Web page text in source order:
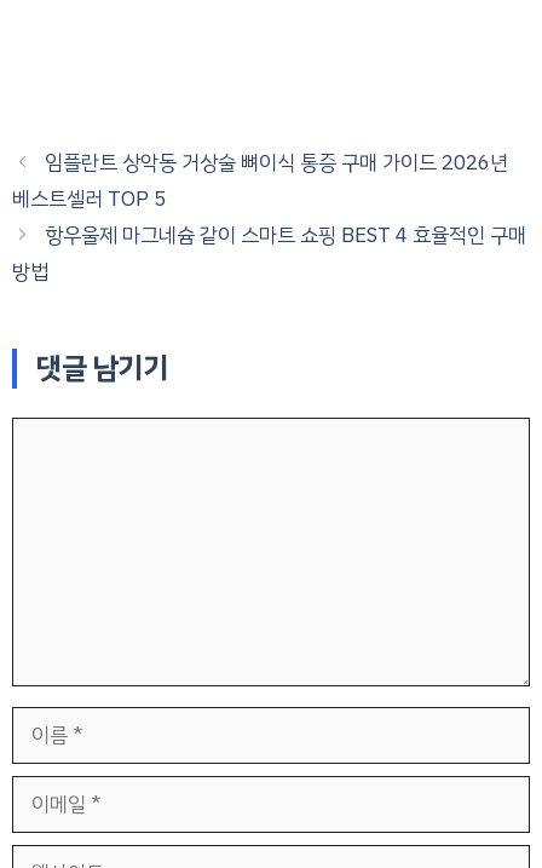
임플란트 상악동 거상술 뼈이식 통증 구매 가이드 2026년
베스트셀러 TOP 5
항우울제 마그네슘 같이 스마트 쇼핑 BEST 4 효율적인 구매
방법
댓글 남기기
일